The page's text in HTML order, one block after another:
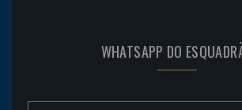
WHATSAPP DO